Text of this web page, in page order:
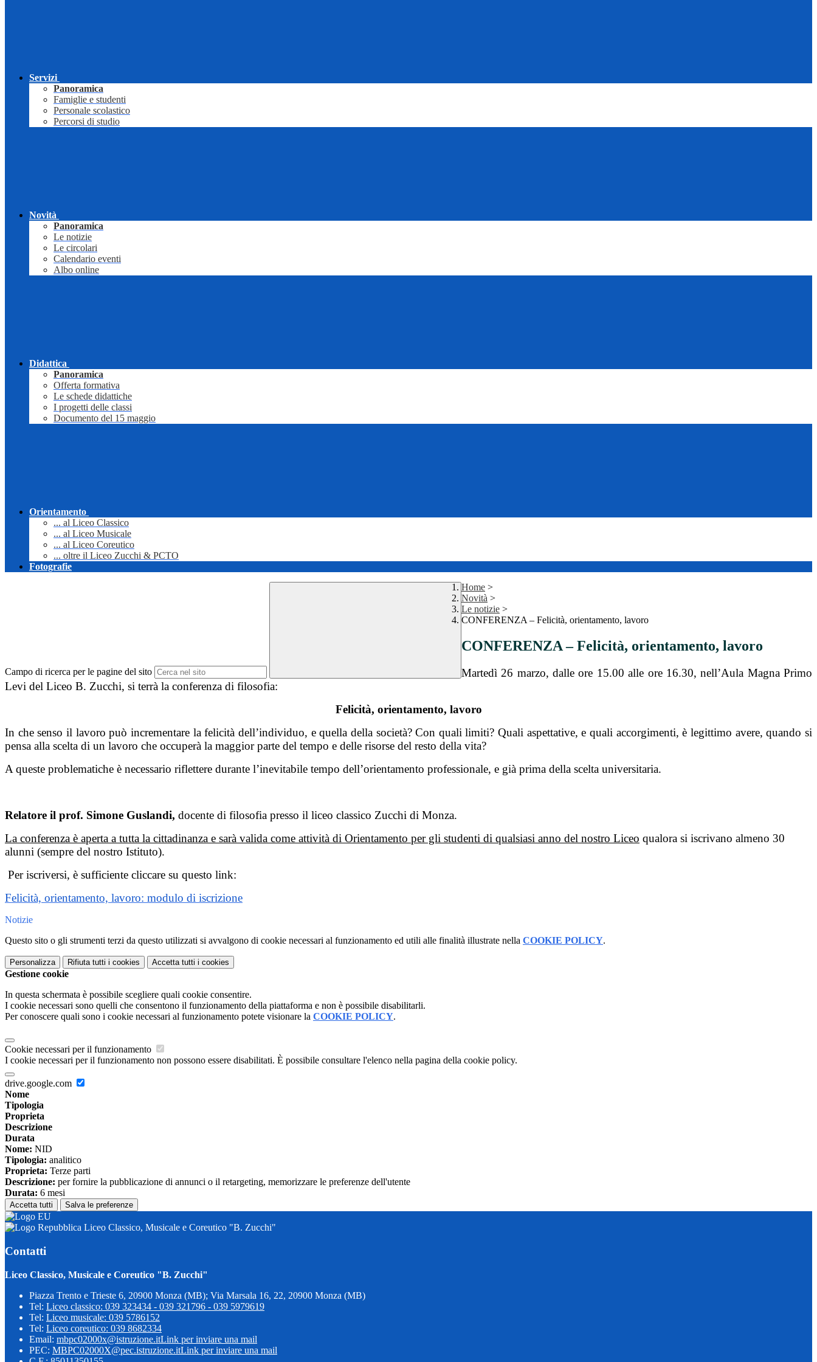
Servizi
Panoramica
Famiglie e studenti
Personale scolastico
Percorsi di studio
Novità
Panoramica
Le notizie
Le circolari
Calendario eventi
Albo online
Didattica
Panoramica
Offerta formativa
Le schede didattiche
I progetti delle classi
Documento del 15 maggio
Orientamento
... al Liceo Classico
... al Liceo Musicale
... al Liceo Coreutico
... oltre il Liceo Zucchi & PCTO
Fotografie
Campo di ricerca per le pagine del sito
Home >
Novità >
Le notizie >
CONFERENZA – Felicità, orientamento, lavoro
CONFERENZA – Felicità, orientamento, lavoro
Martedì 26 marzo, dalle ore 15.00 alle ore 16.30, nell’Aula Magna Primo
Levi del Liceo B. Zucchi, si terrà la conferenza di filosofia:
Felicità, orientamento, lavoro
In che senso il lavoro può incrementare la felicità dell’individuo, e quella della società? Con quali limiti? Quali aspettative, e quali accorgimenti, è legittimo avere, quando si
pensa alla scelta di un lavoro che occuperà la maggior parte del tempo e delle risorse del resto della vita?
A queste problematiche è necessario riflettere durante l’inevitabile tempo dell’orientamento professionale, e già prima della scelta universitaria.
Relatore il prof. Simone Guslandi, docente di filosofia presso il liceo classico Zucchi di Monza.
La conferenza è aperta a tutta la cittadinanza e sarà valida come attività di Orientamento per gli studenti di qualsiasi anno del nostro Liceo qualora si iscrivano almeno 30
alunni (sempre del nostro Istituto).
Per iscriversi, è sufficiente cliccare su questo link:
Felicità, orientamento, lavoro: modulo di iscrizione
Notizie
Questo sito o gli strumenti terzi da questo utilizzati si avvalgono di cookie necessari al funzionamento ed utili alle finalità illustrate nella COOKIE POLICY.
Personalizza Rifiuta tutti i cookies Accetta tutti i cookies
Gestione cookie
In questa schermata è possibile scegliere quali cookie consentire.
I cookie necessari sono quelli che consentono il funzionamento della piattaforma e non è possibile disabilitarli.
Per conoscere quali sono i cookie necessari al funzionamento potete visionare la COOKIE POLICY.
Cookie necessari per il funzionamento
I cookie necessari per il funzionamento non possono essere disabilitati. È possibile consultare l'elenco nella pagina della cookie policy.
drive.google.com
Nome
Tipologia
Proprieta
Descrizione
Durata
Nome: NID
Tipologia: analitico
Proprieta: Terze parti
Descrizione: per fornire la pubblicazione di annunci o il retargeting, memorizzare le preferenze dell'utente
Durata: 6 mesi
Accetta tutti Salva le preferenze
Liceo Classico, Musicale e Coreutico "B. Zucchi"
Contatti
Liceo Classico, Musicale e Coreutico "B. Zucchi"
Piazza Trento e Trieste 6, 20900 Monza (MB); Via Marsala 16, 22, 20900 Monza (MB)
Tel: Liceo classico: 039 323434 - 039 321796 - 039 5979619
Tel: Liceo musicale: 039 5786152
Tel: Liceo coreutico: 039 8682334
Email: mbpc02000x@istruzione.itLink per inviare una mail
PEC: MBPC02000X@pec.istruzione.itLink per inviare una mail